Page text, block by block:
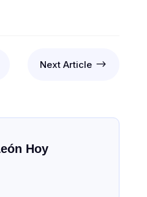
Next Article $
Hoy